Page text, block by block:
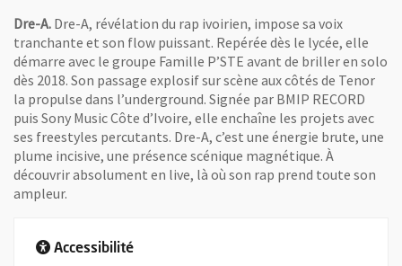
Dre-A. Dre-A, révélation du rap ivoirien, impose sa voix
tranchante et son flow puissant. Repérée dès le lycée, elle
démarre avec le groupe Famille P’STE avant de briller en solo
dès 2018. Son passage explosif sur scène aux côtés de Tenor
la propulse dans l’underground. Signée par BMIP RECORD
puis Sony Music Côte d’Ivoire, elle enchaîne les projets avec
ses freestyles percutants. Dre-A, c’est une énergie brute, une
plume incisive, une présence scénique magnétique. À
découvrir absolument en live, là où son rap prend toute son
ampleur.
Accessibilité